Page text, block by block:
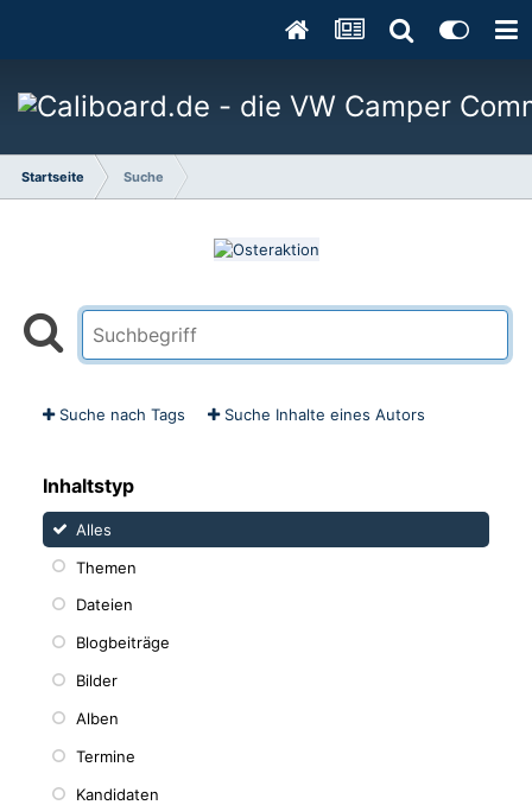
Startseite Suche
Suche nach Tags Suche Inhalte eines Autors
Inhaltstyp
Alles
Themen
Dateien
Blogbeiträge
Bilder
Alben
Termine
Kandidaten